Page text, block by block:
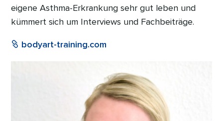
eigene Asthma-Erkrankung sehr gut leben und
kümmert sich um Interviews und Fachbeiträge.
 bodyart-training.com